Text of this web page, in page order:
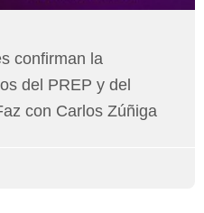
confirman la
del PREP y del
con Carlos Zúñiga